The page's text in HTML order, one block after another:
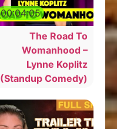
00:04:05
The Road To
Womanhood –
Lynne Koplitz
(Standup Comedy)